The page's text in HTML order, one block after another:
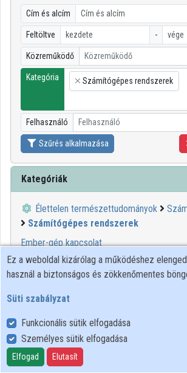
Bejelentkezés
Intézményi felfedezés
Kategóriák
Intézményi listák
Intézmények
Közreműködők
Cím és alcím
Feltöltve -
Közreműködő Közreműködő
Kategória
×
Számítógépes rendszerek
Felhasználó Felhasználó
Szűrés alkalmazása
Kategóriák
Élettelen természettudományok
Számítógépes rendszerek
Ember-gép kapcsolat
1 2 3
00:09:52
Ez a weboldal kizárólag a működéshez
használ a biztonságos és zökkenőmentes
Süti szabályzat
Funkcionális sütik elfogadása
Személyes sütik elfogadása
Elfogad Elutasít